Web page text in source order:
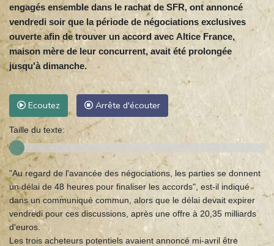
engagés ensemble dans le rachat de SFR, ont annoncé
vendredi soir que la période de négociations exclusives
ouverte afin de trouver un accord avec Altice France,
maison mère de leur concurrent, avait été prolongée
jusqu'à dimanche.
Ecoutez Arrête d'écouter
Taille du texte:
"Au regard de l'avancée des négociations, les parties se donnent
un délai de 48 heures pour finaliser les accords", est-il indiqué
dans un communiqué commun, alors que le délai devait expirer
vendredi pour ces discussions, après une offre à 20,35 milliards
d'euros.
Les trois acheteurs potentiels avaient annoncé mi-avril être